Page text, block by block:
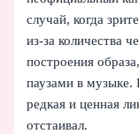
случай, когда
из‑за количества
построения
паузами в музыке.
редкая и ценная
отстаивал.